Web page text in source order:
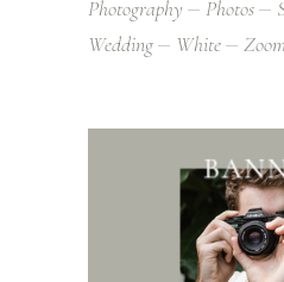
Photography
Photos
Wedding
White Zoom